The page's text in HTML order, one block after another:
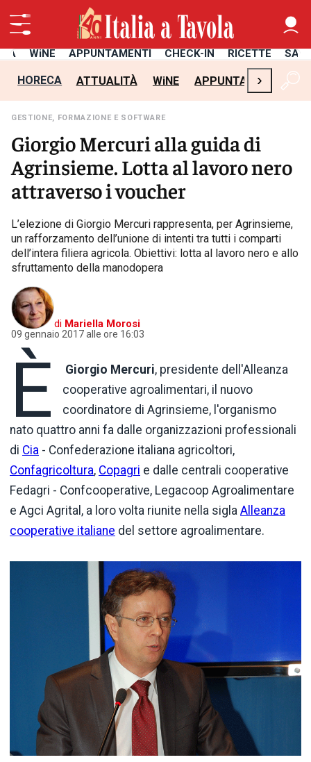
WiNE APPUNTAMENTI CHECK-IN RICETTE
HORECA ATTUALITÀ WiNE APPUNTAMENTI
›
GESTIONE, FORMAZIONE E SOFTWARE
Giorgio Mercuri alla guida di
Agrinsieme. Lotta al lavoro nero
attraverso i voucher
L’elezione di Giorgio Mercuri rappresenta, per Agrinsieme,
un rafforzamento dell’unione di intenti tra tutti i comparti
dell’intera filiera agricola. Obiettivi: lotta al lavoro nero e allo
sfruttamento della manodopera
di Mariella Morosi
09 gennaio 2017 alle ore 16:03
È Giorgio Mercuri, presidente dell'Alleanza
cooperative agroalimentari, il nuovo
coordinatore di Agrinsieme, l'organismo
nato quattro anni fa dalle organizzazioni professionali
di Cia - Confederazione italiana agricoltori,
Confagricoltura, Copagri e dalle centrali cooperative
Fedagri - Confcooperative, Legacoop Agroalimentare
e Agci Agrital, a loro volta riunite nella sigla Alleanza
cooperative italiane del settore agroalimentare.